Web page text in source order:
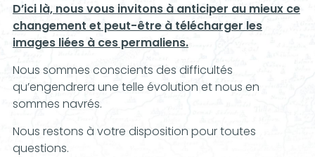
D’ici là, nous vous invitons à anticiper au mieux ce
changement et peut-être à télécharger les
images liées à ces permaliens.
Nous sommes conscients des difficultés
qu’engendrera une telle évolution et nous en
sommes navrés.
Nous restons à votre disposition pour toutes
questions.